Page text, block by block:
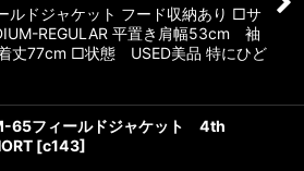
ルドジャケット フード収納あり □サ
REGULAR 平置き肩幅53cm 袖
77cm □状態 USED美品 特にひど
65フィールドジャケット 4th
[c143]